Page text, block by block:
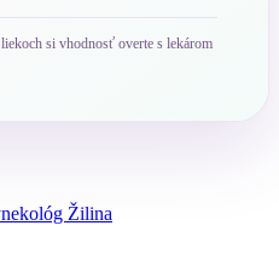
si vhodnosť overte s lekárom
Žilina